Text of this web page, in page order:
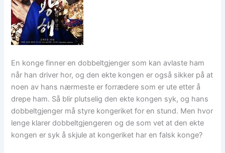
En konge finner en dobbeltgjenger som kan avlaste ham
når han driver hor, og den ekte kongen er også sikker på at
noen av hans nærmeste er forrædere som er ute etter å
drepe ham. Så blir plutselig den ekte kongen syk, og hans
dobbeltgjenger må styre kongeriket for en stund. Men hvor
lenge klarer dobbeltgjengeren og de som vet at den ekte
kongen er syk å skjule at kongeriket har en falsk konge?